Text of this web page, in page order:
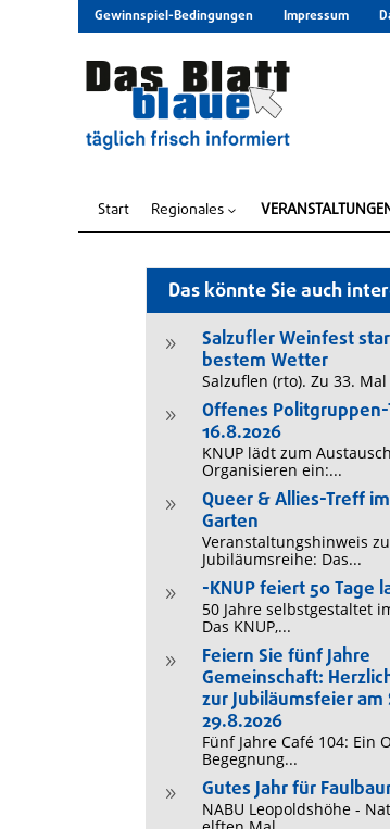
Gewinnspiel-Bedingungen Impressum
Start Regionales 3
Das könnte Sie auch
9
Salzufler Weinfest
bestem Wetter
Salzuflen (rto). Zu 33.
9
Offenes
16.8.2026
KNUP lädt zum
Organisieren ein:...
9
Queer & Allies-Treff
Garten
Veranstaltungshinweis
Jubiläumsreihe: Das...
9 -KNUP feiert 50 Tage
50 Jahre selbstgestaltet
Das KNUP,...
9
Feiern Sie fünf Jahre
Gemeinschaft:
zur Jubiläumsfeier am
29.8.2026
Fünf Jahre Café 104: Ein
Begegnung...
9 Gutes Jahr für
NABU Leopoldshöhe -